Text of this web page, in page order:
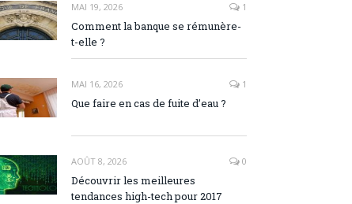
MAI 19, 2026 1
Comment la banque se rémunère-
t-elle ?
MAI 16, 2026 1
Que faire en cas de fuite d’eau ?
AOÛT 8, 2026 0
Découvrir les meilleures
tendances high-tech pour 2017